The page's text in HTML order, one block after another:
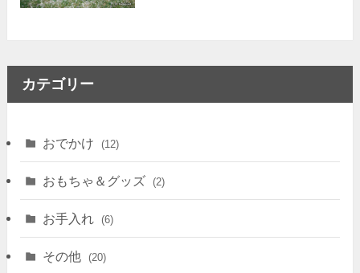
カテゴリー
おでかけ (12)
おもちゃ＆グッズ (2)
お手入れ (6)
その他 (20)